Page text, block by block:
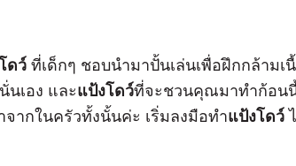
ดว์ ที่เด็กๆ ชอบนำมาปั้นเล่นเพื่อฝึกกล้ามเ
เอง และแป้งโดว์ที่จะชวนคุณมาทำก้อนนี้
ากในครัวทั้งนั้นค่ะ เริ่มลงมือทำแป้งโดว์